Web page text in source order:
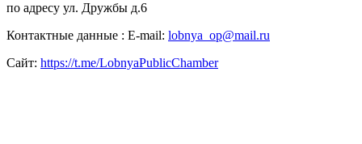
по адресу ул. Дружбы д.6
Контактные данные : E-mail: lobnya_op@mail.ru
Сайт: https://t.me/LobnyaPublicChamber